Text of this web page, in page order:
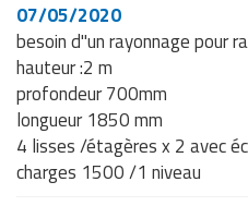
07/05/2020
besoin d"un rayonnage pour
hauteur :2 m
profondeur 700mm
longueur 1850 mm
4 lisses /étagères x 2 avec
charges 1500 /1 niveau